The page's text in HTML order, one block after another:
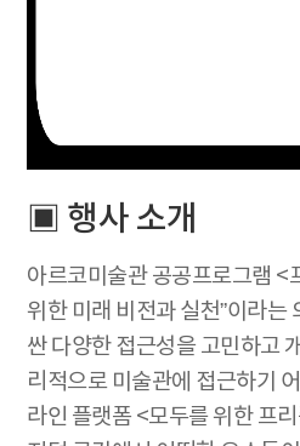
▣ 행사 소개
아르코미술관 공공프로그램 <
위한 미래 비전과 실천”이라는
싼 다양한 접근성을 고민하고
리적으로 미술관에 접근하기
라인 플랫폼 <모두를 위한 프